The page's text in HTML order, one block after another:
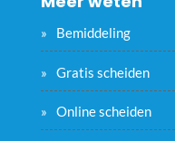
Bemiddeling
Gratis scheiden
Online scheiden